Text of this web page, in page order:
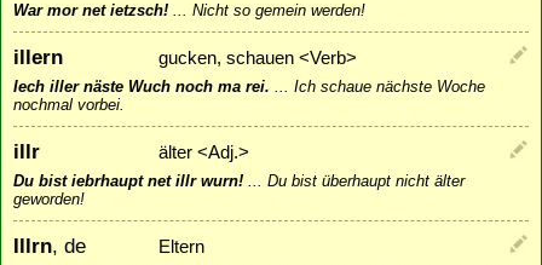
War mor net ietzsch! ... Nicht so gemein werden!
illern gucken, schauen <Verb>
Iech iller näste Wuch noch ma rei. ... Ich schaue nächste Woche
nochmal vorbei.
illr älter <Adj.>
Du bist iebrhaupt net illr wurn! ... Du bist überhaupt nicht älter
geworden!
Illrn, de Eltern